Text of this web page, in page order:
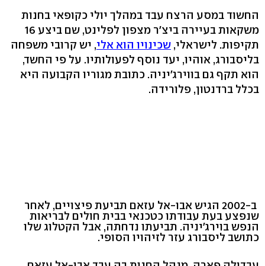
החשוד במסע הרצח עבד במהלך יולי כקופאי בחנות
משקאות בעיירה ביצ'ר מצפון לפלינט, שם ביצע 16
תקיפות. לישראלי, שכינויו הוא אלי, יש קרובי משפחה
בליסבורג, אוהיו, יעד נוסף לפעולותיו. על פי החשד,
הוא תקף גם בווירג'יניה. כתובת מגוריו הקבועה היא
בכלל ברדנטון, פלורידה.
ב-2002 הגיש אבו-אל עזאם תביעת פיצויים, לאחר
שנפצע בעת עבודתו כטכנאי בבית חולים לבריאות
הנפש בוירג'יניה. תביעתו נדחתה, אבל הקטלוג שלו
כתושב ליסבורג עזר לזיהויו הסופי.